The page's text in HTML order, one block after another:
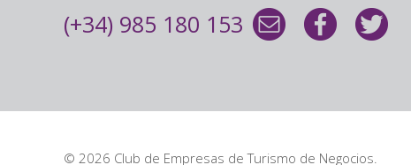
(+34) 985 180 153
© 2026 Club de Empresas de Turismo de Negocios.